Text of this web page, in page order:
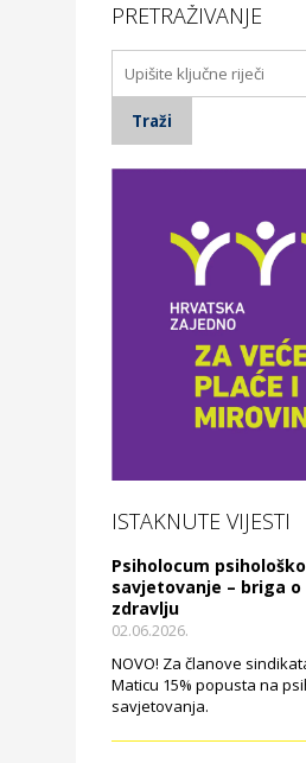
PRETRAŽIVANJE
ISTAKNUTE VIJESTI
Psiholocum psihološko
savjetovanje – briga
zdravlju
02.06.2026.
NOVO! Za članove
Maticu 15% popusta na
savjetovanja.